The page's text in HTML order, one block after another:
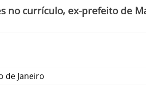
no currículo, ex-prefeito de
de Janeiro